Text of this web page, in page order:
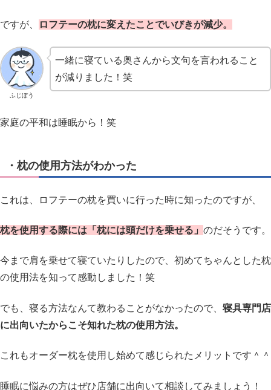
ですが、 ロフテーの枕に変えたことでいびきが減少。
ふじぼう
一緒に寝ている奥さんから文句を言われること
が減りました！笑
家庭の平和は睡眠から！笑
・枕の使用方法がわかった
これは、ロフテーの枕を買いに行った時に知ったのですが、
枕を使用する際には「枕には頭だけを乗せる」 のだそうです。
今まで肩を乗せて寝ていたりしたので、初めてちゃんとした枕
の使用法を知って感動しました！笑
でも、寝る方法なんて教わることがなかったので、 寝具専門店
に出向いたからこそ知れた枕の使用方法。
これもオーダー枕を使用し始めて感じられたメリットです＾＾
睡眠に悩みの方はぜひ店舗に出向いて相談してみましょう！